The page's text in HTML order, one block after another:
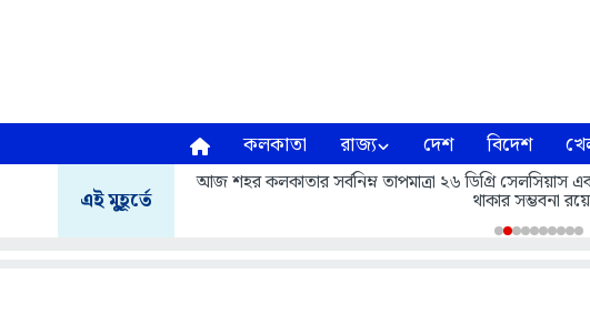
কলকাতা রাজ্য দেশ বিদেশ
এই মুহূর্তে
আজ শহর কলকাতার সর্বনিম্ন তাপমাত্রা ২৬ ডিগ্রি সেলসিয়াস
থাকার সম্ভবনা